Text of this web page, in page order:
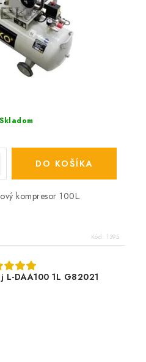
Skladom
DO KOŠÍKA
kompresor 100L.
Kód: 1395
DAA100 1L G82021